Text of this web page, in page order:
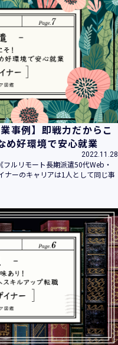
事例】即戦力だからこ
め好環境で安心就業
2022.11.28
ルリモート長期派遣50代Web・
ナーのキャリアは1人として同じ事